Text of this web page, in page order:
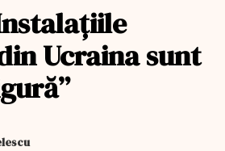
Ucraina sunt